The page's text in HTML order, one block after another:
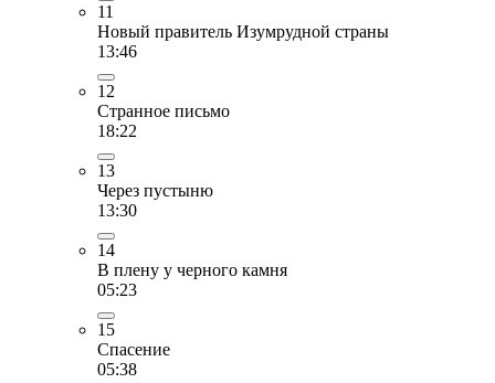
11
Новый правитель Изумрудной страны
13:46
12
Странное письмо
18:22
13
Через пустыню
13:30
14
В плену у черного камня
05:23
15
Спасение
05:38